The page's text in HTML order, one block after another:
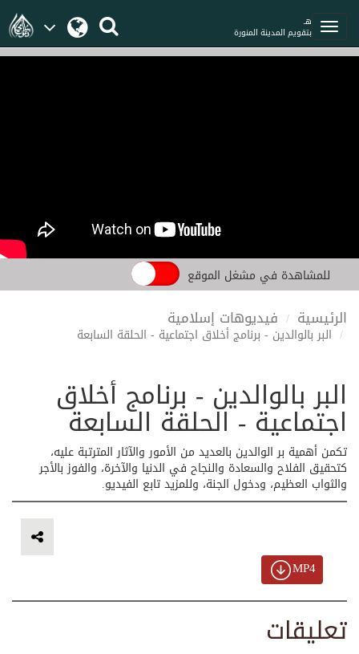
هـ
بتقويم المدينة المنورة
للمشاهدة في مشغل الموقع
الرئيسية فيديوهات إسلامية
البر بالوالدين - برنامج أخلاق اجتماعية - الحلقة السابعة
البر بالوالدين - برنامج أخلاق
اجتماعية - الحلقة السابعة
تكمن أهمية بر الوالدين بالعديد من الأمور والآثار المترتبة عليه،
كتحقيق الفلاح والسعادة والنجاح في الدنيا والآخرة، والفوز بالأجر
والثواب العظيم، ودخول الجنة، وللمزيد تابع الفيديو.
MP4
تعليقات